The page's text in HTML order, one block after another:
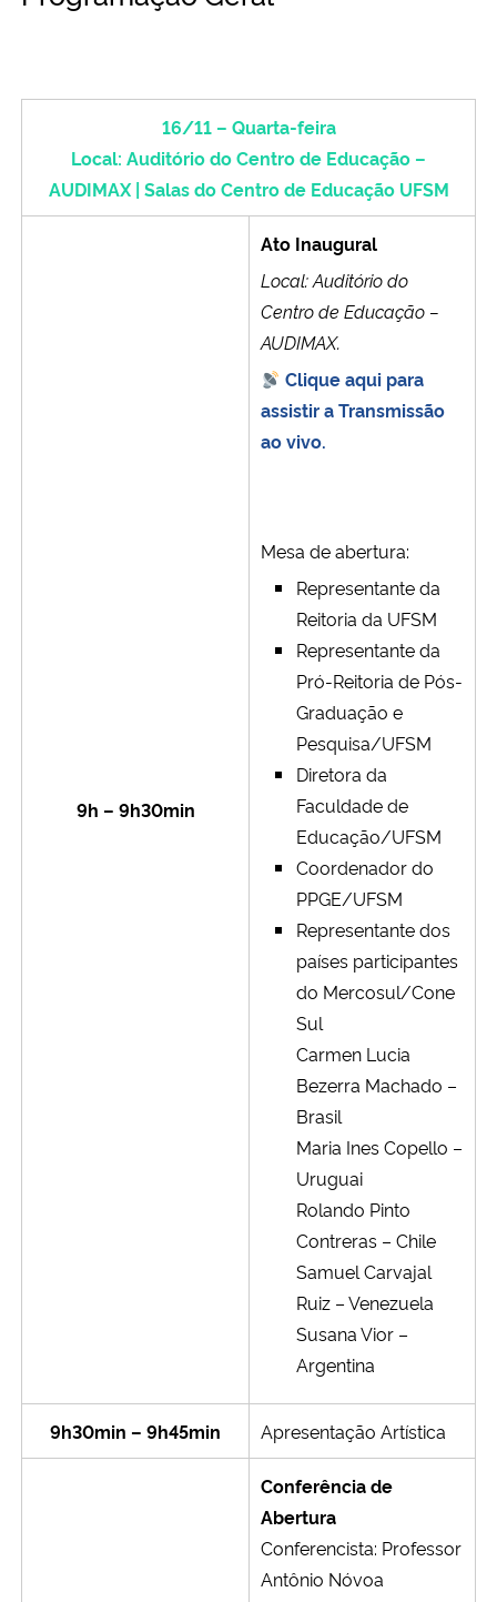
Ministério de Minas e Energia
Ministério da Ciência, Tecnologia, Inovações e Comunicações
16/11 – Quarta-feira
Local: Auditório do Centro de Educação –
AUDIMAX | Salas do Centro de EducaçãoUFSM
9h – 9h30min
Ato Inaugural
Local: Auditório do
Centro de Educação –
AUDIMAX.
Clique aqui para
assistir a Transmissão
ao vivo.
Mesa de abertura:
Representante da
Reitoria da UFSM
Representante da
Pró-Reitoria de Pós-
Graduação e
Pesquisa/UFSM
Diretora da
Faculdade de
Educação/UFSM
Coordenador do
PPGE/UFSM
Representante dos
países participantes
do Mercosul/Cone
Sul
Carmen Lucia
Bezerra Machado –
Brasil
Maria Ines Copello –
Uruguai
Rolando Pinto
Contreras – Chile
Samuel Carvajal
Ruiz – Venezuela
Susana Vior –
Argentina
9h30min – 9h45min Apresentação Artística
Conferência de
Abertura
Conferencista: Professor
Antônio Nóvoa